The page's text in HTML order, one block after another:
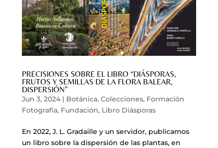
PRECISIONES SOBRE EL LIBRO “DIÁSPORAS,
FRUTOS Y SEMILLAS DE LA FLORA BALEAR,
DISPERSIÓN”
Jun 3, 2024| Botánica, Colecciones, Formación
Fotografía, Fundación, Libro Diásporas
En 2022, J. L. Gradaille y un servidor, publicamos
un libro sobre la dispersión de las plantas, en